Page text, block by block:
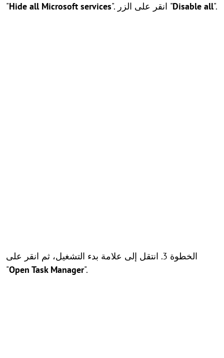
"Hide all Microsoft services ". انقر على الزر "Disable all".
الخطوة 3. انتقل إلى علامة بدء التشغيل، ثم انقر على
"Open Task Manager".